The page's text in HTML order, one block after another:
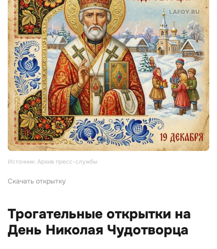
Источник: Архив пресс-службы
Скачать открытку
Трогательные открытки на
День Николая Чудотворца